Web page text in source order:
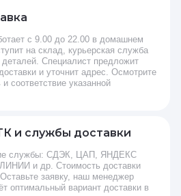
с 9.00 до 22.00 в домашнем
на склад, курьерская служба
Специалист предложит
и уточнит адрес. Осмотрите
соответствие указанной
и службы доставки
службы: СДЭК, ЦАП, ЯНДЕКС
и др. Стоимость доставки
заявку, наш менеджер
оптимальный вариант доставки в